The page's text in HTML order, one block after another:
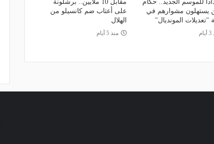
للموسم الجديد.. حكام
يستهلون مشوارهم في
"تعديلات المونديال"
مقابل 10 ملايين.. برشلونة
على أعتاب ضم كانسيلو من
الهلال
منذ 5 أيام